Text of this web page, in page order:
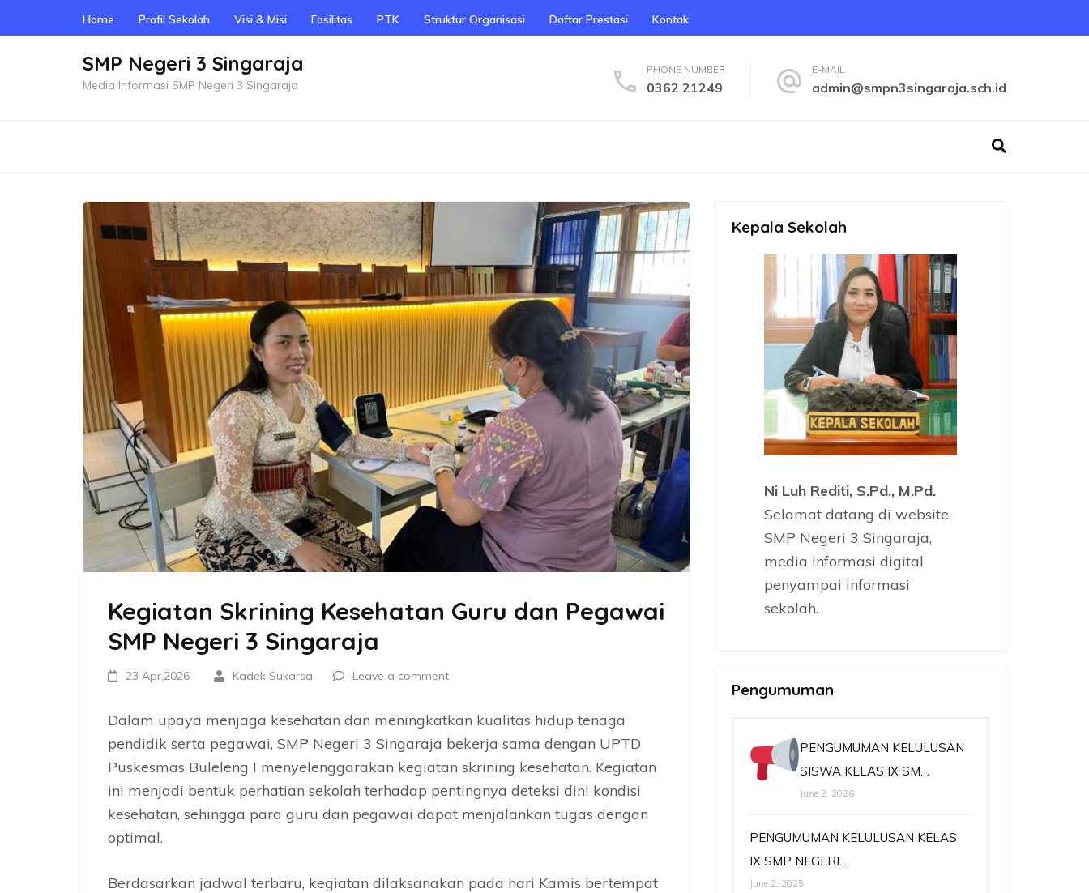
to
Home Profil Sekolah Visi & Misi Fasilitas PTK Struktur Organisasi Daftar Prestasi Kontak
SMP Negeri 3 Singaraja
Media Informasi SMP Negeri 3 Singaraja
PHONE NUMBER
0362 21249
E-MAIL
admin@smpn3singaraja.sch.id
Kegiatan Skrining Kesehatan Guru dan Pegawai
SMP Negeri 3 Singaraja
23 Apr,2026 Kadek Sukarsa Leave a comment
Dalam upaya menjaga kesehatan dan meningkatkan kualitas hidup tenaga
pendidik serta pegawai, SMP Negeri 3 Singaraja bekerja sama dengan UPTD
Puskesmas Buleleng I menyelenggarakan kegiatan skrining kesehatan. Kegiatan
ini menjadi bentuk perhatian sekolah terhadap pentingnya deteksi dini kondisi
kesehatan, sehingga para guru dan pegawai dapat menjalankan tugas dengan
optimal.
Berdasarkan jadwal terbaru, kegiatan dilaksanakan pada hari Kamis bertempat
Kepala Sekolah
Ni Luh Rediti, S.Pd., M.Pd.
Selamat datang di website
SMP Negeri 3 Singaraja,
media informasi digital
penyampai informasi
sekolah.
Pengumuman
PENGUMUMAN KELULUSAN
SISWA KELAS IX SM…
June 2, 2026
PENGUMUMAN KELULUSAN KELAS
IX SMP NEGERI…
June 2, 2025